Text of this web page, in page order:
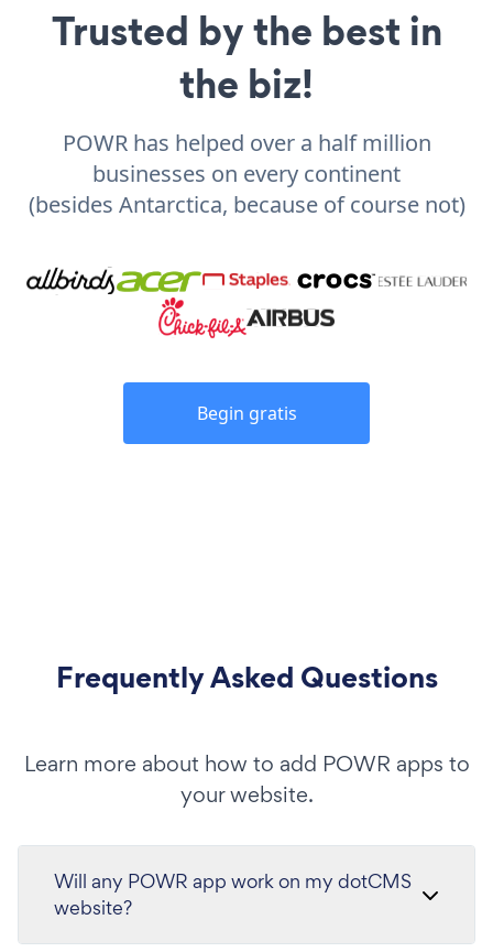
Trusted by the best in
the biz!
POWR has helped over a half million
businesses on every continent
(besides Antarctica, because of course not)
Begin gratis
Frequently Asked Questions
Learn more about how to add POWR apps to
your website.
Will any POWR app work on my dotCMS
website?